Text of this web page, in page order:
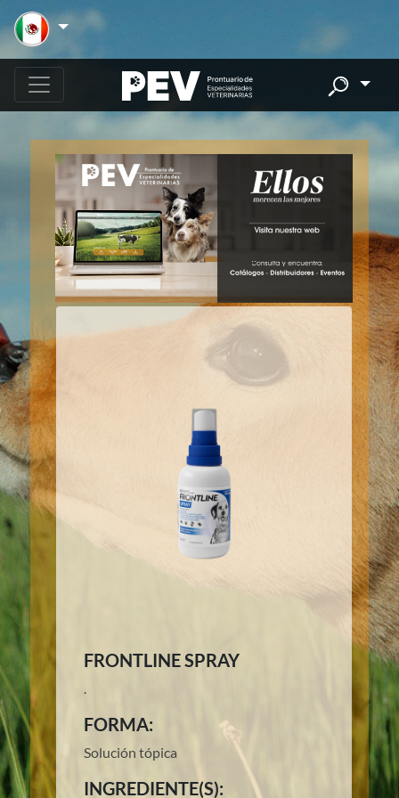
FRONTLINE SPRAY
.
FORMA:
Solución tópica
INGREDIENTE(S):